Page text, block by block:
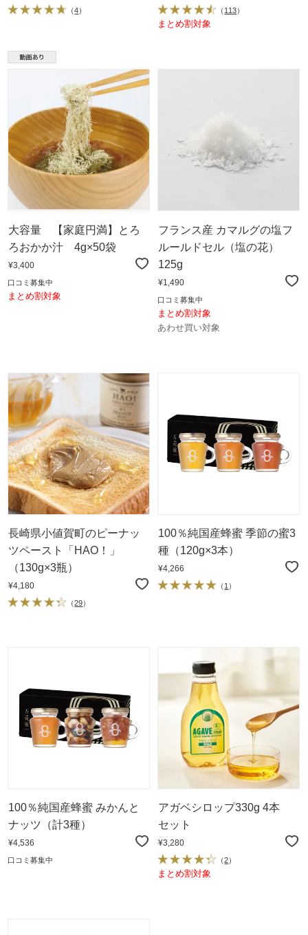
（4） （ 113）
まとめ割対象
大容量 【家庭円満】とろ
ろおかか汁 4g×50袋
¥3,400
口コミ募集中
まとめ割対象
フランス産 カマルグの塩フ
ルールドセル（塩の花）
125g
¥1,490
口コミ募集中
まとめ割対象
あわせ買い対象
長崎県小値賀町のピーナッ
ツペースト「HAO！」
（130g×3瓶）
¥4,180
（29）
100％純国産蜂蜜 季節の蜜3
種（120g×3本）
¥4,266
（ 1 ）
100％純国産蜂蜜 みかんと
ナッツ（計3種）
¥4,536
口コミ募集中
アガベシロップ330g 4本
セット
¥3,280
（2）
まとめ割対象